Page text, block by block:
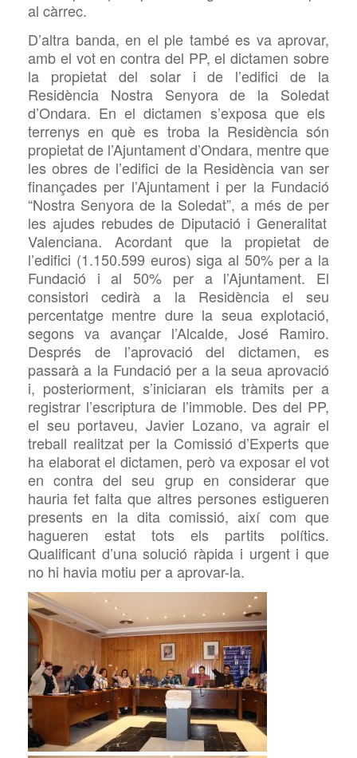
al càrrec.
D’altra banda, en el ple també es va aprovar,
amb el vot en contra del PP, el dictamen sobre
la propietat del solar i de l’edifici de la
Residència Nostra Senyora de la Soledat
d’Ondara. En el dictamen s’exposa que els
terrenys en què es troba la Residència són
propietat de l’Ajuntament d’Ondara, mentre que
les obres de l’edifici de la Residència van ser
finançades per l’Ajuntament i per la Fundació
“Nostra Senyora de la Soledat”, a més de per
les ajudes rebudes de Diputació i Generalitat
Valenciana. Acordant que la propietat de
l’edifici (1.150.599 euros) siga al 50% per a la
Fundació i al 50% per a l’Ajuntament. El
consistori cedirà a la Residència el seu
percentatge mentre dure la seuaexplotació,
segons va avançar l’Alcalde, José Ramiro.
Després de l’aprovació del dictamen, es
passarà a la Fundació per a la seua aprovació
i, posteriorment, s’iniciaran els tràmits per a
registrar l’escriptura de l’immoble. Des del PP,
el seu portaveu, Javier Lozano, va agrair el
treball realitzat per la Comissió d’Experts que
ha elaborat el dictamen, però va exposar el vot
en contra del seu grup en considerar que
hauria fet falta que altres persones estigueren
presents en la dita comissió, així com que
hagueren estat tots els partits polítics.
Qualificant d’una solució ràpida i urgent i que
no hi havia motiu per a aprovar-la.